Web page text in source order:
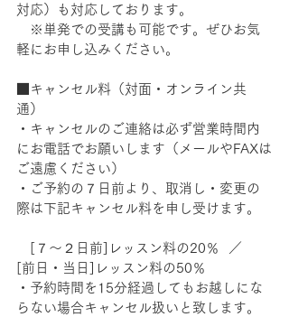
対応）も対応しております。
※単発での受講も可能です。ぜひお気
軽にお申し込みください。
■キャンセル料（対面・オンライン共
通）
・キャンセルのご連絡は必ず営業時間内
にお電話でお願いします（メールやFAXは
ご遠慮ください）
・ご予約の７日前より、取消し・変更の
際は下記キャンセル料を申し受けます。
[７～２日前]レッスン料の20％  ／
[前日・当日]レッスン料の50％
・予約時間を15分経過してもお越しにな
らない場合キャンセル扱いと致します。